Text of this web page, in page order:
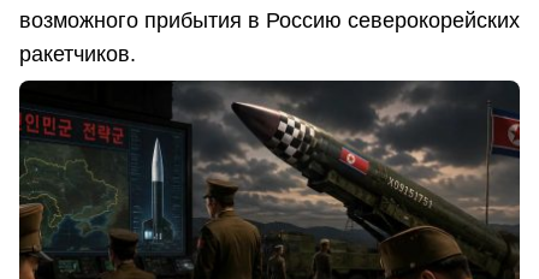
возможного прибытия в Россию северокорейских
ракетчиков.